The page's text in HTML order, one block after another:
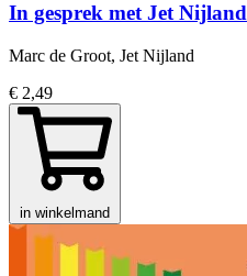
In gesprek met Jet Nijland
Marc de Groot, Jet Nijland
€ 2,49
in winkelmand